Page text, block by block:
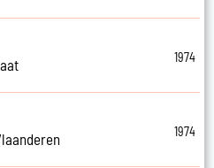
1974
1974